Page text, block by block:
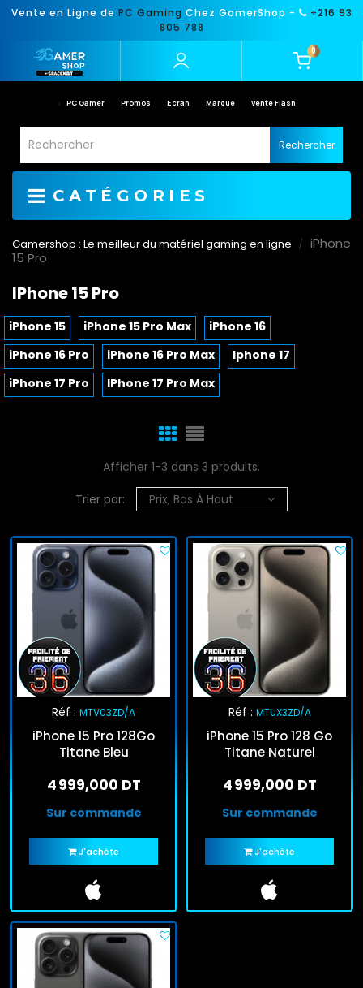
Vente en Ligne de PC Gaming Chez GamerShop -
+216 93
805 788
0
PC Gamer Promos Ecran Marque Vente Flash
Rechercher
CATÉGORIES
Gamershop : Le meilleur du matériel gaming en ligne
iPhone
15 Pro
IPhone 15 Pro
iPhone 15 iPhone 15 Pro Max
iPhone 16
iPhone 16 Pro
iPhone 16 Pro Max
Iphone 17
iPhone 17 Pro
IPhone 17 Pro Max
Afficher 1-3 dans 3 produits.
Trier par:
Prix, Bas À Haut
Réf : MTV03ZD/A
iPhone 15 Pro 128Go
Titane Bleu
4 999,000 DT
Sur commande
J'achète
Réf : MTUX3ZD/A
iPhone 15 Pro 128 Go
Titane Naturel
4 999,000 DT
Sur commande
J'achète